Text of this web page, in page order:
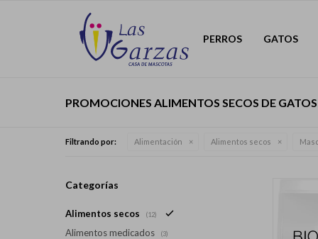
PERROS GATOS
PROMOCIONES ALIMENTOS SECOS DE GATOS
Filtrando por: Alimentación Alimentos secos
Categorías
Alimentos secos (12)
Alimentos medicados (3)